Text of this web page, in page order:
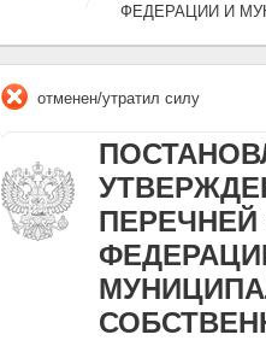
ФЕДЕРАЦИИ И
отменен/утратил силу